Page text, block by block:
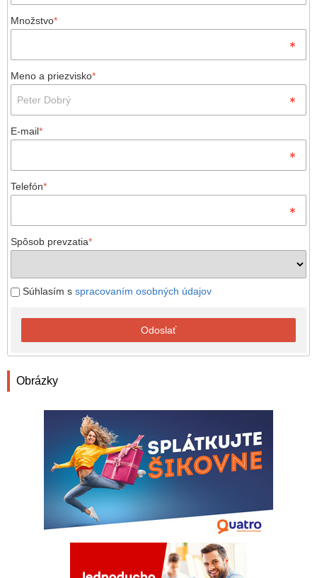
Množstvo*
Meno a priezvisko*
E-mail*
Telefón*
Spôsob prevzatia*
Súhlasím s spracovaním osobných údajov
Odoslať
Obrázky